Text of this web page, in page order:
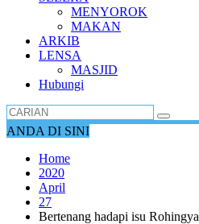
MENYOROK
MAKAN
ARKIB
LENSA
MASJID
Hubungi
ANDA DI SINI
Home
2020
April
27
Bertenang hadapi isu Rohingya